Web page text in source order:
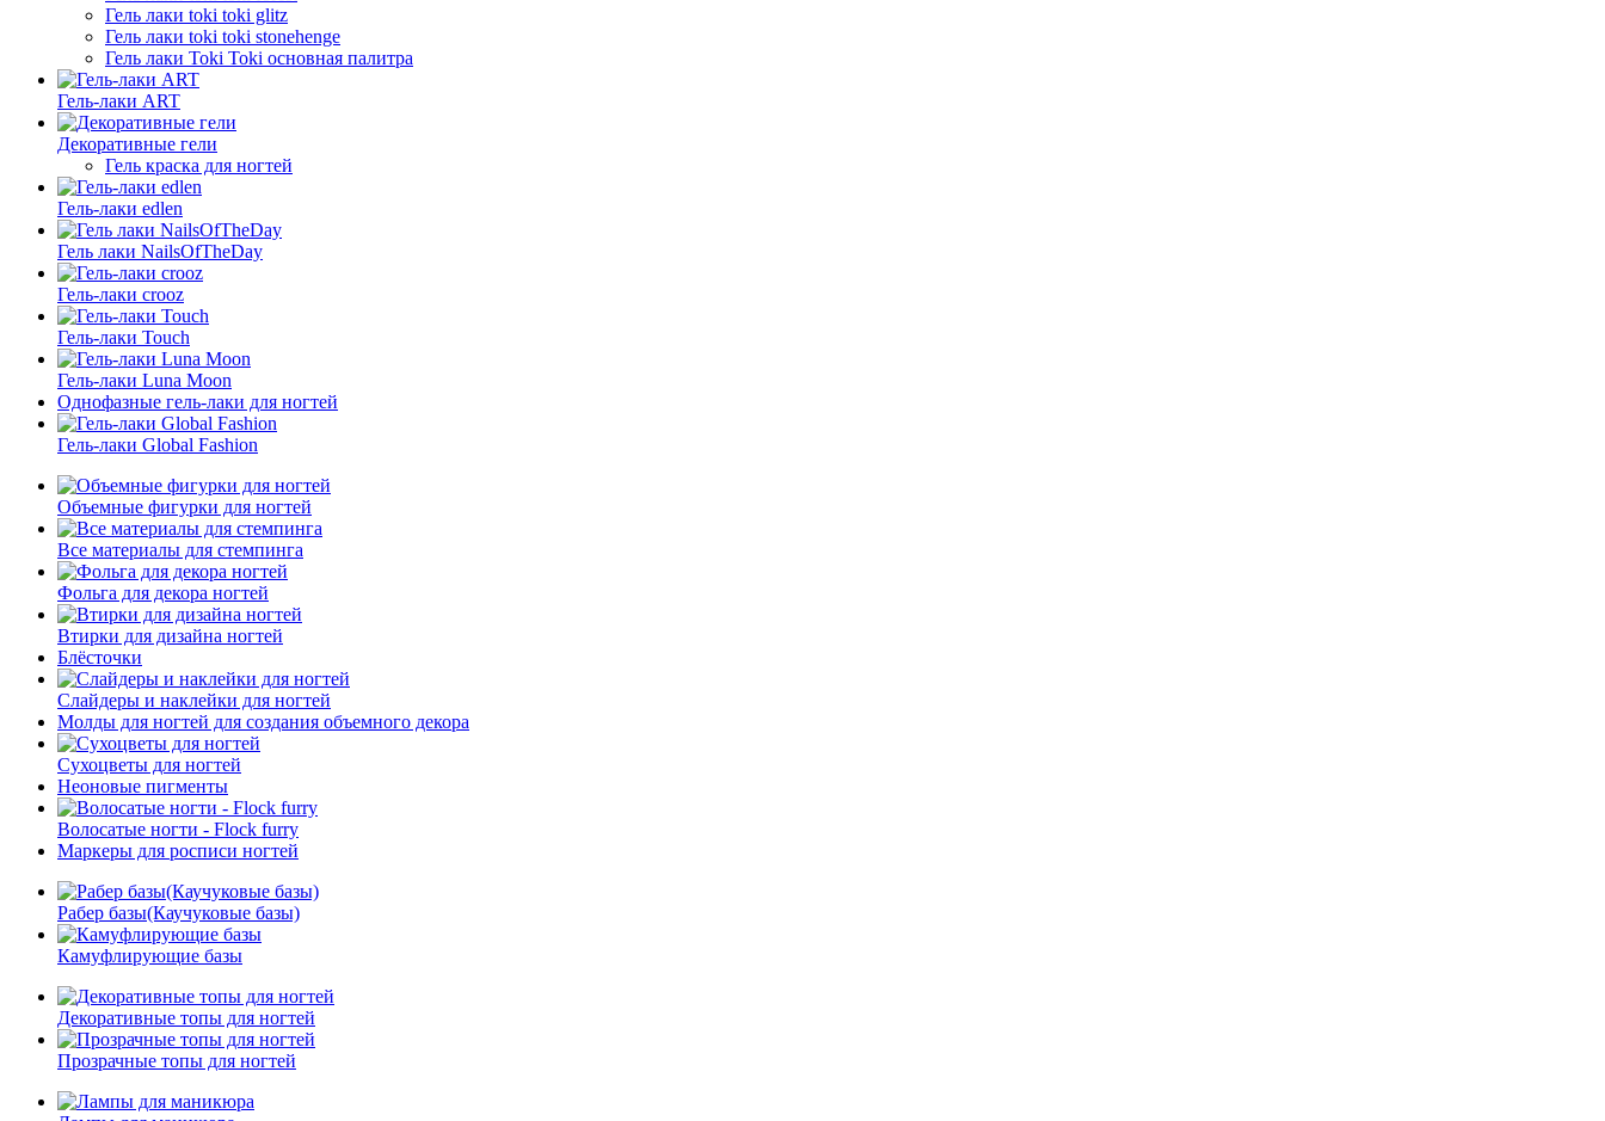
Гель лаки toki toki glitz
Гель лаки toki toki stonehenge
Гель лаки Toki Toki основная палитра
Гель-лаки ART
Декоративные гели
Гель краска для ногтей
Гель-лаки edlen
Гель лаки NailsOfTheDay
Гель-лаки crooz
Гель-лаки Touch
Гель-лаки Luna Moon
Однофазные гель-лаки для ногтей
Гель-лаки Global Fashion
Объемные фигурки для ногтей
Все материалы для стемпинга
Фольга для декора ногтей
Втирки для дизайна ногтей
Блёсточки
Слайдеры и наклейки для ногтей
Молды для ногтей для создания объемного декора
Сухоцветы для ногтей
Неоновые пигменты
Волосатые ногти - Flock furry
Маркеры для росписи ногтей
Рабер базы(Каучуковые базы)
Камуфлирующие базы
Декоративные топы для ногтей
Прозрачные топы для ногтей